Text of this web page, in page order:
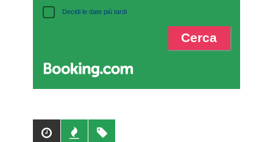
Decidi le date più tardi
PopolariRecenti